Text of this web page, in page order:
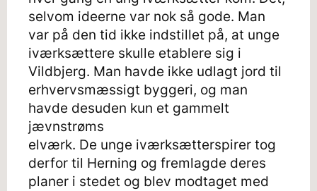
selvom ideerne var nok så gode. Man
var på den tid ikke indstillet på, at unge
iværksættere skulle etablere sig i
Vildbjerg. Man havde ikke udlagt jord til
erhvervsmæssigt byggeri, og man
havde desuden kun et gammelt
jævnstrøms
elværk. De unge iværksætterspirer tog
derfor til Herning og fremlagde deres
planer i stedet og blev modtaget med